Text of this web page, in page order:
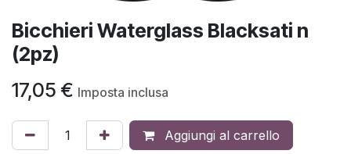
Bicchieri Waterglass Blacksati n
(2pz)
17,05 € Imposta inclusa
Aggiungi al carrello